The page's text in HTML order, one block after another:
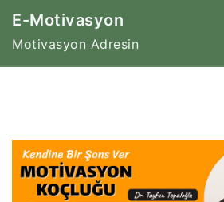
İçeriğe
E-Motivasyon
Motivasyon Adresin